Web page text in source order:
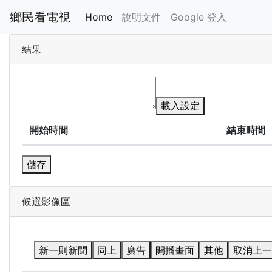
鄉民看電視 Home 說明文件 Google 登入
結果
載入設定
開始時間
結束時間
儲存
候選影像區
新一則新聞 同上 廣告 開播畫面 其他 取消上